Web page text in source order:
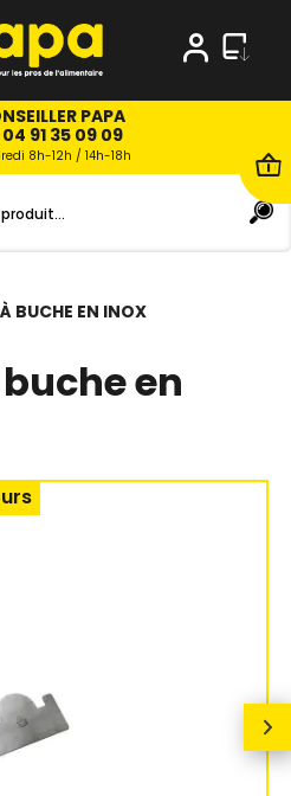
PAPA
04 91 35 09 09
8h-12h / 14h-18h
BUCHE EN INOX
en